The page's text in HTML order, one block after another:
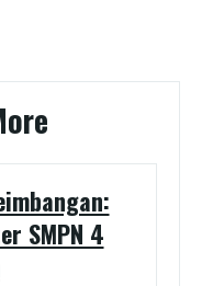
SMPN 4